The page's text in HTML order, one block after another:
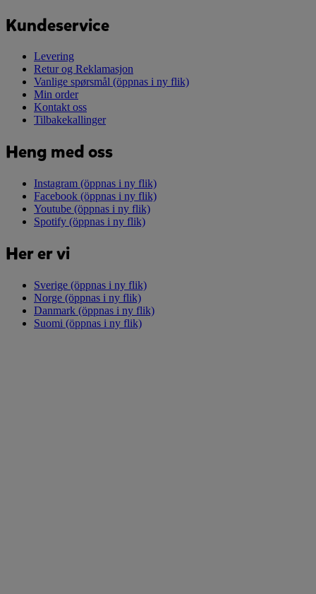
Kundeservice
Levering
Retur og Reklamasjon
Vanlige spørsmål (öppnas i ny flik)
Min order
Kontakt oss
Tilbakekallinger
Heng med oss
Instagram (öppnas i ny flik)
Facebook (öppnas i ny flik)
Youtube (öppnas i ny flik)
Spotify (öppnas i ny flik)
Her er vi
Sverige (öppnas i ny flik)
Norge (öppnas i ny flik)
Danmark (öppnas i ny flik)
Suomi (öppnas i ny flik)